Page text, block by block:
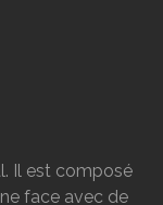
Il est composé
face avec de